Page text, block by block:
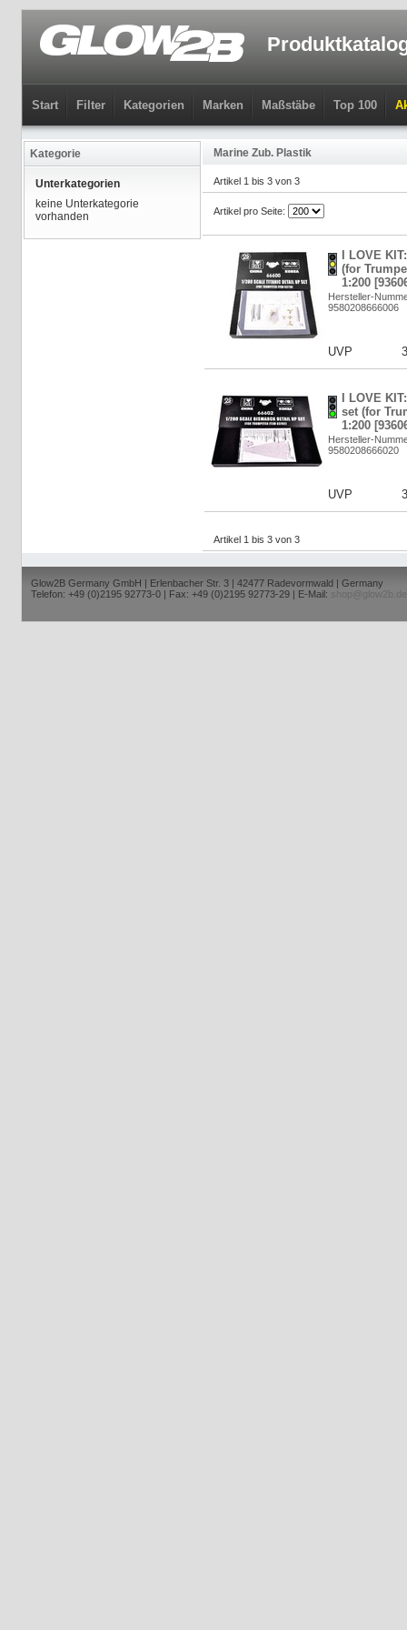
Start Filter Kategorien Marken Maßstäbe Top 100
Kategorie
Unterkategorien
keine Unterkategorie
vorhanden
Marine Zub. Plastik
Artikel 1 bis 3 von 3
Artikel pro Seite:
I LOVE
(for
1:200
Hersteller-
9580208666006
UVP
I LOVE
set (for
1:200
Hersteller-
9580208666020
UVP
Artikel 1 bis 3 von 3
Glow2B Germany GmbH | Erlenbacher Str. 3 | 42477 Radevormwald | Germany
Telefon: +49 (0)2195 92773-0 | Fax: +49 (0)2195 92773-29 | E-Mail:
shop@glow2b.de